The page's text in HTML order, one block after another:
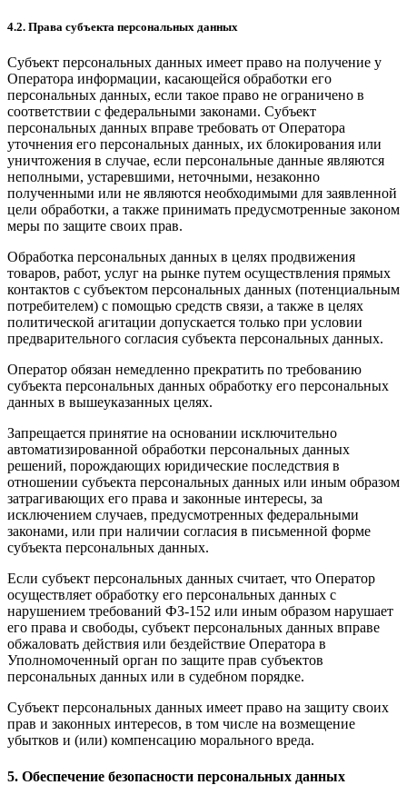
4.2. Права субъекта персональных данных
Субъект персональных данных имеет право на получение у
Оператора информации, касающейся обработки его
персональных данных, если такое право не ограничено в
соответствии с федеральными законами. Субъект
персональных данных вправе требовать от Оператора
уточнения его персональных данных, их блокирования или
уничтожения в случае, если персональные данные являются
неполными, устаревшими, неточными, незаконно
полученными или не являются необходимыми для заявленной
цели обработки, а также принимать предусмотренные законом
меры по защите своих прав.
Обработка персональных данных в целях продвижения
товаров, работ, услуг на рынке путем осуществления прямых
контактов с субъектом персональных данных (потенциальным
потребителем) с помощью средств связи, а также в целях
политической агитации допускается только при условии
предварительного согласия субъекта персональных данных.
Оператор обязан немедленно прекратить по требованию
субъекта персональных данных обработку его персональных
данных в вышеуказанных целях.
Запрещается принятие на основании исключительно
автоматизированной обработки персональных данных
решений, порождающих юридические последствия в
отношении субъекта персональных данных или иным образом
затрагивающих его права и законные интересы, за
исключением случаев, предусмотренных федеральными
законами, или при наличии согласия в письменной форме
субъекта персональных данных.
Если субъект персональных данных считает, что Оператор
осуществляет обработку его персональных данных с
нарушением требований ФЗ-152 или иным образом нарушает
его права и свободы, субъект персональных данных вправе
обжаловать действия или бездействие Оператора в
Уполномоченный орган по защите прав субъектов
персональных данных или в судебном порядке.
Субъект персональных данных имеет право на защиту своих
прав и законных интересов, в том числе на возмещение
убытков и (или) компенсацию морального вреда.
5. Обеспечение безопасности персональных данных